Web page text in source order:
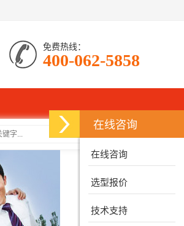
免费热线：
400-062-5858
在线咨询
在线咨询
选型报价
技术支持